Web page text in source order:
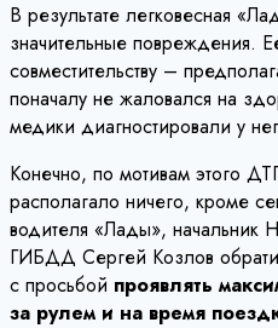
В результате легковесная
значительные повреждения.
совместительству –
поначалу не жаловался на
медики диагностировали у
Конечно, по мотивам этого
располагало ничего, кроме
водителя «Лады», начальник
ГИБДД Сергей Козлов
с просьбой проявлять
за рулем и на время